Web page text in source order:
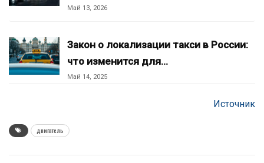
Май 13, 2026
Закон о локализации такси в России:
что изменится для…
Май 14, 2025
Источник
двигатель